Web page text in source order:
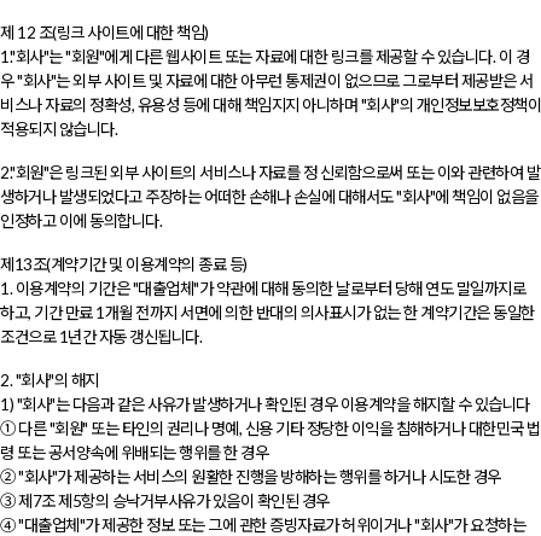
제 12 조(링크 사이트에 대한 책임)
1."회사"는 "회원"에게 다른 웹사이트 또는 자료에 대한 링크를 제공할 수 있습니다. 이 경
우 "회사"는 외부 사이트 및 자료에 대한 아무런 통제권이 없으므로 그로부터 제공받은 서
비스나 자료의 정확성, 유용성 등에 대해 책임지지 아니하며 "회사"의 개인정보보호정책이
적용되지 않습니다.
2."회원"은 링크된 외부 사이트의 서비스나 자료를 정 신뢰함으로써 또는 이와 관련하여 발
생하거나 발생되었다고 주장하는 어떠한 손해나 손실에 대해서도 "회사"에 책임이 없음을
인정하고 이에 동의합니다.
제13조(계약기간 및 이용계약의 종료 등)
1. 이용계약의 기간은 "대출업체"가 약관에 대해 동의한 날로부터 당해 연도 말일까지로
하고, 기간 만료 1개월 전까지 서면에 의한 반대의 의사표시가 없는 한 계약기간은 동일한
조건으로 1년간 자동 갱신됩니다.
2. "회사"의 해지
1) "회사"는 다음과 같은 사유가 발생하거나 확인된 경우 이용계약을 해지할 수 있습니다
① 다른 "회원" 또는 타인의 권리나 명예, 신용 기타 정당한 이익을 침해하거나 대한민국 법
령 또는 공서양속에 위배되는 행위를 한 경우
② "회사"가 제공하는 서비스의 원활한 진행을 방해하는 행위를 하거나 시도한 경우
③ 제7조 제5항의 승낙거부사유가 있음이 확인된 경우
④ "대출업체"가 제공한 정보 또는 그에 관한 증빙자료가 허위이거나 "회사"가 요청하는